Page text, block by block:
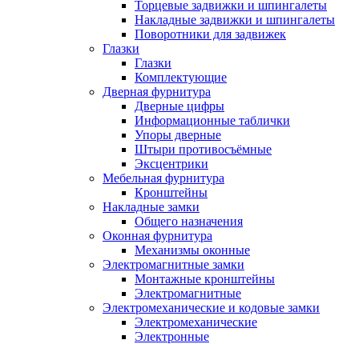
Торцевые задвижки и шпингалеты
Накладные задвижки и шпингалеты
Поворотники для задвижек
Глазки
Глазки
Комплектующие
Дверная фурнитура
Дверные цифры
Информационные таблички
Упоры дверные
Штыри противосъёмные
Эксцентрики
Мебельная фурнитура
Кронштейны
Накладные замки
Общего назначения
Оконная фурнитура
Механизмы оконные
Электромагнитные замки
Монтажные кронштейны
Электромагнитные
Электромеханические и кодовые замки
Электромеханические
Электронные